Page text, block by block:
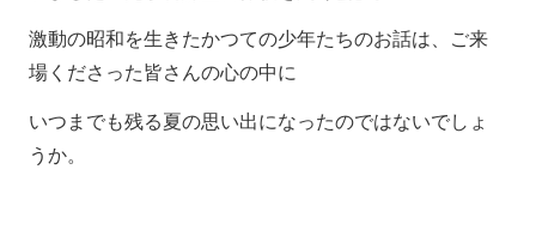
激動の昭和を生きたかつての少年たちのお話は、ご来
場くださった皆さんの心の中に
いつまでも残る夏の思い出になったのではないでしょ
うか。